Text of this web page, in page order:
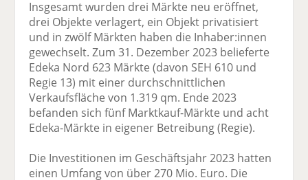
Insgesamt wurden drei Märkte neu eröffnet,
drei Objekte verlagert, ein Objekt privatisiert
und in zwölf Märkten haben die Inhaber:innen
gewechselt. Zum 31. Dezember 2023 belieferte
Edeka Nord 623 Märkte (davon SEH 610 und
Regie 13) mit einer durchschnittlichen
Verkaufsfläche von 1.319 qm. Ende 2023
befanden sich fünf Marktkauf-Märkte und acht
Edeka-Märkte in eigener Betreibung (Regie).
Die Investitionen im Geschäftsjahr 2023 hatten
einen Umfang von über 270 Mio. Euro. Die